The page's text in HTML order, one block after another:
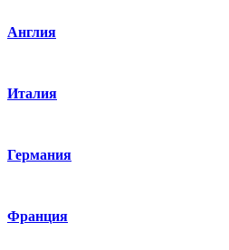
Англия
Италия
Германия
Франция